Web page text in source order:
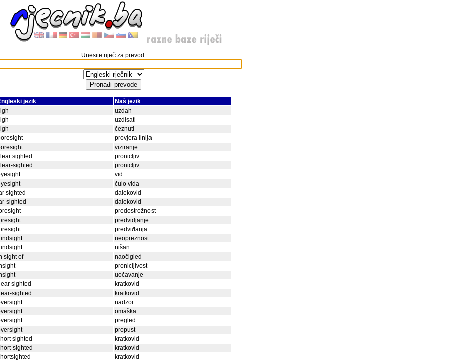
Unesite riječ za prevod:
jezik
Naš jezik
uzdah
uzdisati
čeznuti
provjera linija
viziranje
sighted
pronicljiv
sighted
pronicljiv
vid
čulo vida
sighted
dalekovid
sighted
dalekovid
predostrožnost
predvidjanje
predviđanja
neopreznost
nišan
sight of
naočigled
pronicljivost
uočavanje
sighted
kratkovid
sighted
kratkovid
nadzor
omaška
pregled
propust
sighted
kratkovid
sighted
kratkovid
kratkovid